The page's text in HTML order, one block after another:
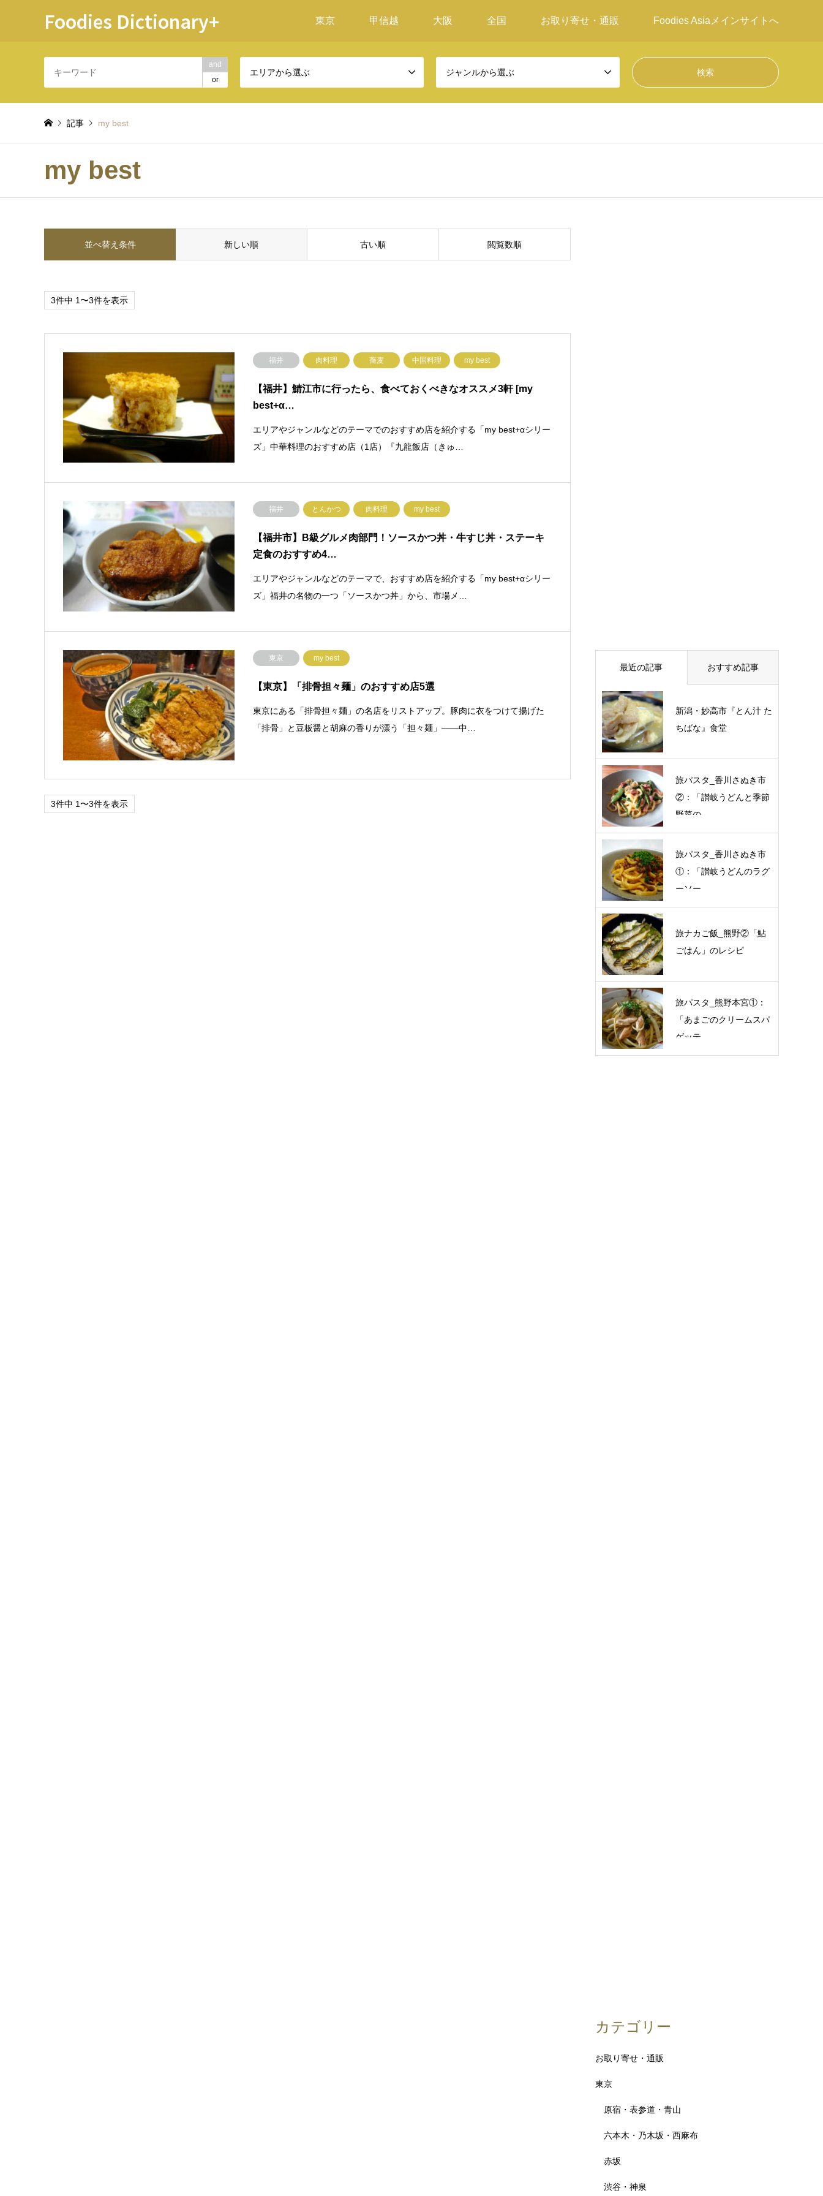
Foodies Dictionary+ 東京 甲信越 大阪 全国 お取り寄せ・通販 Foodies Asiaメインサイトへ
and
or
エリアから選ぶ ジャンルから選ぶ
記事 my best
my best
並べ替え条件 新しい順 古い順 閲覧数順
3件中 1〜3件を表示
福井 肉料理 蕎麦 中国料理 my best
【福井】鯖江市に行ったら、食べておくべきなオススメ3軒 [my
best+α…
エリアやジャンルなどのテーマでのおすすめ店を紹介する「my best+αシリー
ズ」中華料理のおすすめ店（1店）『九龍飯店（きゅ…
福井 とんかつ 肉料理 my best
【福井市】B級グルメ肉部門！ソースかつ丼・牛すじ丼・ステーキ
定食のおすすめ4…
エリアやジャンルなどのテーマで、おすすめ店を紹介する「my best+αシリー
ズ」福井の名物の一つ「ソースかつ丼」から、市場メ…
東京 my best
【東京】「排骨担々麺」のおすすめ店5選
東京にある「排骨担々麺」の名店をリストアップ。豚肉に衣をつけて揚げた
「排骨」と豆板醤と胡麻の香りが漂う「担々麺」――中…
3件中 1〜3件を表示
最近の記事 おすすめ記事
新潟・妙高市『とん汁 た
ちばな』食堂
旅パスタ_香川さぬき市
②：「讃岐うどんと季節
野菜の…
旅パスタ_香川さぬき市
①：「讃岐うどんのラグ
ーソー…
旅ナカご飯_熊野②「鮎
ごはん」のレシピ
旅パスタ_熊野本宮①：
「あまごのクリームスパ
ゲッテ…
カテゴリー
お取り寄せ・通販
東京
原宿・表参道・青山
六本木・乃木坂・西麻布
赤坂
渋谷・神泉